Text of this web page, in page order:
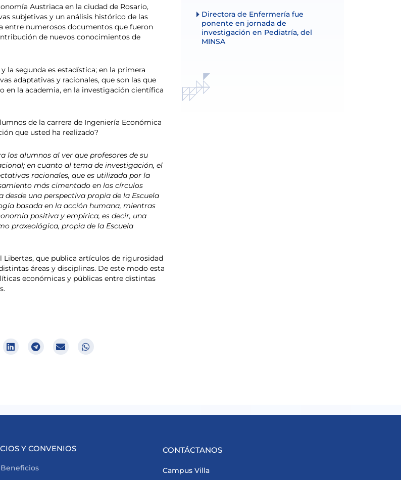
Austriaca en la ciudad de Rosario,
subjetivas y un análisis histórico de las
entre numerosos documentos que fueron
de nuevos conocimientos de
la segunda es estadística; en la primera
adaptativas y racionales, que son las que
la academia, en la investigación científica
de la carrera de Ingeniería Económica
que usted ha realizado?
los alumnos al ver que profesores de su
en cuanto al tema de investigación, el
racionales, que es utilizada por la
más cimentado en los círculos
una perspectiva propia de la Escuela
basada en la acción humana, mientras
positiva y empírica, es decir, una
praxeológica, propia de la Escuela
Libertas, que publica artículos de rigurosidad
áreas y disciplinas. De este modo esta
económicas y públicas entre distintas
Directora de Enfermería fue
ponente en jornada de
investigación en Pediatría, del
MINSA
Y CONVENIOS CONTÁCTANOS
Campus Villa